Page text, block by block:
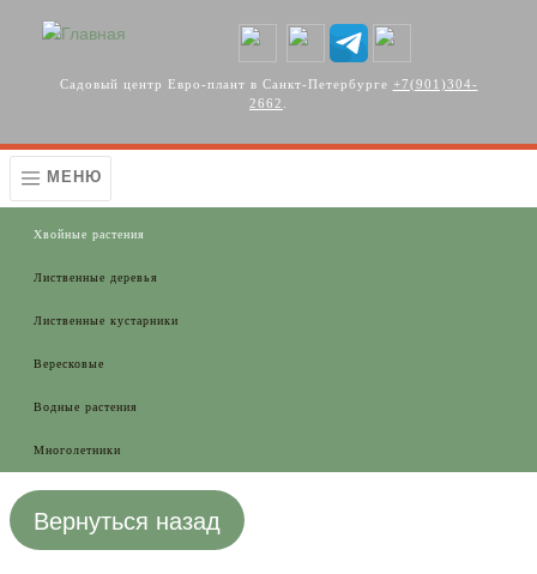
Садовый центр Евро-плант в Санкт-Петербурге +7(901)304-
2662
МЕНЮ
Хвойные растения
Лиственные деревья
Лиственные кустарники
Вересковые
Водные растения
Многолетники
Вернуться назад